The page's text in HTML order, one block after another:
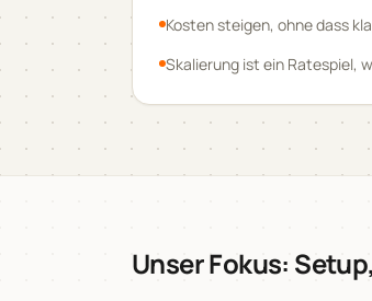
Kosten steigen, ohne dass
Skalierung ist ein Ratespiel,
Unser Fokus: